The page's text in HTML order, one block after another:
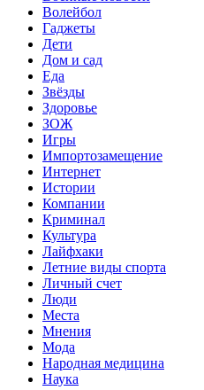
Волейбол
Гаджеты
Дети
Дом и сад
Еда
Звёзды
Здоровье
ЗОЖ
Игры
Импортозамещение
Интернет
Истории
Компании
Криминал
Культура
Лайфхаки
Летние виды спорта
Личный счет
Люди
Места
Мнения
Мода
Народная медицина
Наука